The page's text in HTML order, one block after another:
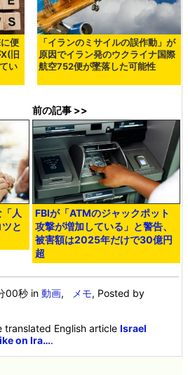
便
旧
い
「イランのミサイルの誤作動」が
原因でイラン発のウクライナ国際
航空752便が墜落した可能性
人
と
前の記事 >>
FBIが「ATMのジャックポット
攻撃が増加している」と警告、
被害額は2025年だけで30億円
超
00秒 in動画, メモ, Posted by
translated English articleIsrael
on Ira….